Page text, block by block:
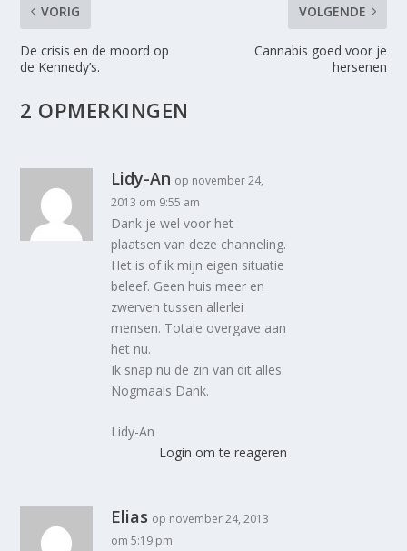
VORIG
De crisis en de moord op
de Kennedy’s.
VOLGENDE
Cannabis goed voor je
hersenen
2 OPMERKINGEN
Lidy-An op november 24,
2013 om 9:55 am
Dank je wel voor het
plaatsen van deze channeling.
Het is of ik mijn eigen situatie
beleef. Geen huis meer en
zwerven tussen allerlei
mensen. Totale overgave aan
het nu.
Ik snap nu de zin van dit alles.
Nogmaals Dank.
Lidy-An
Login om te reageren
Elias op november 24, 2013
om 5:19 pm